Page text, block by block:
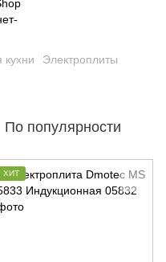
кухни Электроплиты
По популярности
ХИТ